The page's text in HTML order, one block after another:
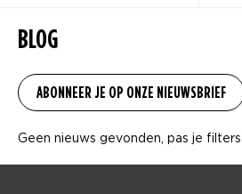
BLOG
Geen nieuws gevonden, pas je filters